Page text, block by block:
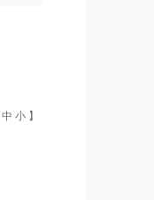
中 小 】